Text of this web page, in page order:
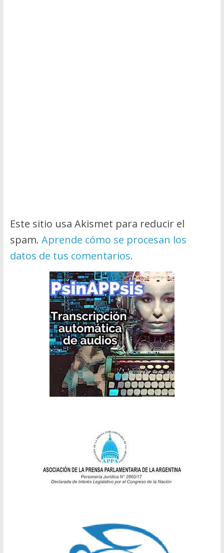
Este sitio usa Akismet para reducir el
spam. Aprende cómo se procesan los
datos de tus comentarios.